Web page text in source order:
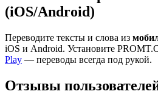
(iOS/Android)
Переводите тексты и слова из
iOS и Android. Установите
Play — переводы всегда под рукой.
Отзывы